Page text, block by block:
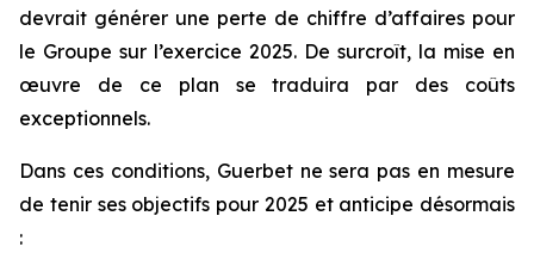
devrait générer une perte de chiffre d’affaires pour
le Groupe sur l’exercice 2025. De surcroît, la mise en
œuvre de ce plan se traduira par des coûts
exceptionnels.
Dans ces conditions, Guerbet ne sera pas en mesure
de tenir ses objectifs pour 2025 et anticipe désormais
: